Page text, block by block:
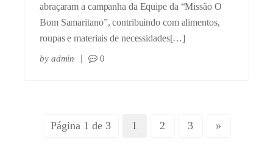
abraçaram a campanha da Equipe da “Missão O
Bom Samaritano”, contribuindo com alimentos,
roupas e materiais de necessidades[…]
by admin 0
Página 1 de 3 1 2 3 »